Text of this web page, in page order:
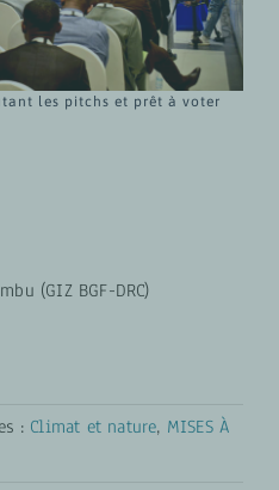
les pitchs et prêt à voter
(GIZ BGF-DRC)
: Climat et nature, MISES À